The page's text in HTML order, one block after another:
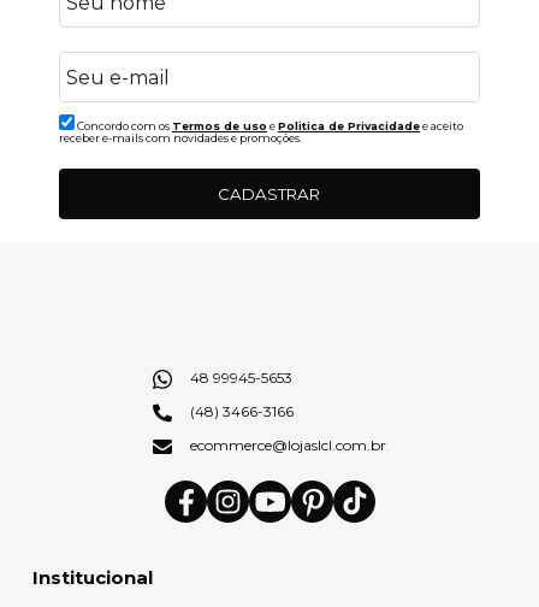
Concordo com os Termos de uso ePolitica de Privacidadee aceito
receber e-mails com novidades e promoções.
CADASTRAR
Institucional
48 99945-5653
(48) 3466-3166
ecommerce@lojaslcl.com.br